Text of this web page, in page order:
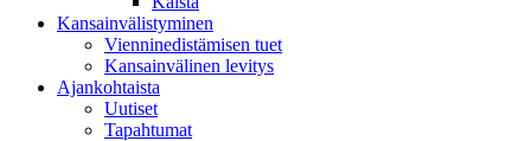
Kansainvälistyminen
Vienninedistämisen tuet
Kansainvälinen levitys
Ajankohtaista
Uutiset
Tapahtumat